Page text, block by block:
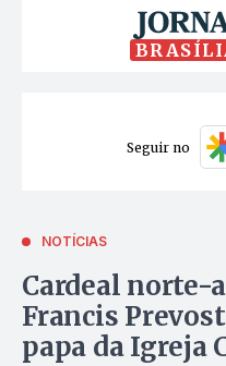
Seguir no
NOTÍCIAS
Cardeal norte-
Francis
papa da Igreja